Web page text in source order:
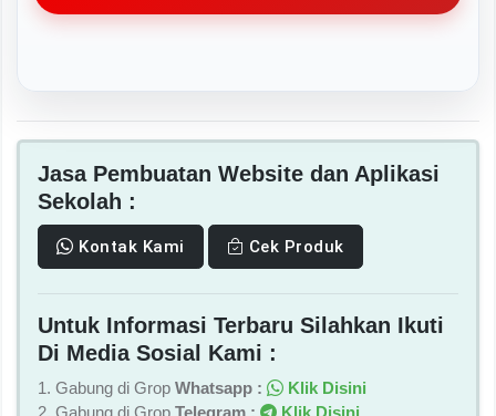
Jasa Pembuatan Website dan Aplikasi
Sekolah :
Kontak Kami Cek Produk
Untuk Informasi Terbaru Silahkan Ikuti
Di Media Sosial Kami :
1. Gabung di Grop Whatsapp :
Klik Disini
2. Gabung di Grop Telegram :
Klik Disini